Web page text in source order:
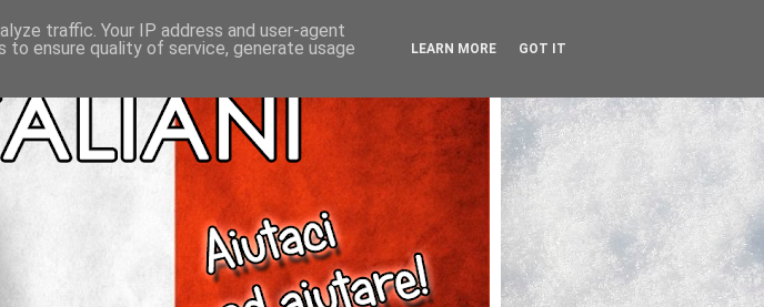
traffic. Your IP address and user-agent
ensure quality of service, generate usage
LEARN MORE GOT IT